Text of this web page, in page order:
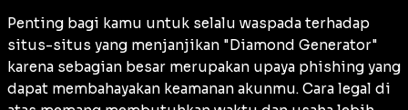
Penting bagi kamu untuk selalu waspada terhadap
situs-situs yang menjanjikan "Diamond Generator"
karena sebagian besar merupakan upaya phishing yang
dapat membahayakan keamanan akunmu. Cara legal di